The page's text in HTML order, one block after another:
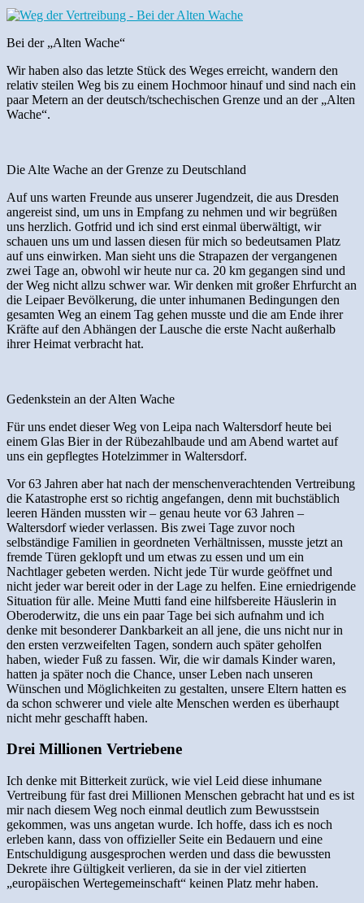
Bei der „Alten Wache“
Wir haben also das letzte Stück des Weges erreicht, wandern den
relativ steilen Weg bis zu einem Hochmoor hinauf und sind nach ein
paar Metern an der deutsch/tschechischen Grenze und an der „Alten
Wache“.
Die Alte Wache an der Grenze zu Deutschland
Auf uns warten Freunde aus unserer Jugendzeit, die aus Dresden
angereist sind, um uns in Empfang zu nehmen und wir begrüßen
uns herzlich. Gotfrid und ich sind erst einmal überwältigt, wir
schauen uns um und lassen diesen für mich so bedeutsamen Platz
auf uns einwirken. Man sieht uns die Strapazen der vergangenen
zwei Tage an, obwohl wir heute nur ca. 20 km gegangen sind und
der Weg nicht allzu schwer war. Wir denken mit großer Ehrfurcht an
die Leipaer Bevölkerung, die unter inhumanen Bedingungen den
gesamten Weg an einem Tag gehen musste und die am Ende ihrer
Kräfte auf den Abhängen der Lausche die erste Nacht außerhalb
ihrer Heimat verbracht hat.
Gedenkstein an der Alten Wache
Für uns endet dieser Weg von Leipa nach Waltersdorf heute bei
einem Glas Bier in der Rübezahlbaude und am Abend wartet auf
uns ein gepflegtes Hotelzimmer in Waltersdorf.
Vor 63 Jahren aber hat nach der menschenverachtenden Vertreibung
die Katastrophe erst so richtig angefangen, denn mit buchstäblich
leeren Händen mussten wir – genau heute vor 63 Jahren –
Waltersdorf wieder verlassen. Bis zwei Tage zuvor noch
selbständige Familien in geordneten Verhältnissen, musste jetzt an
fremde Türen geklopft und um etwas zu essen und um ein
Nachtlager gebeten werden. Nicht jede Tür wurde geöffnet und
nicht jeder war bereit oder in der Lage zu helfen. Eine erniedrigende
Situation für alle. Meine Mutti fand eine hilfsbereite Häuslerin in
Oberoderwitz, die uns ein paar Tage bei sich aufnahm und ich
denke mit besonderer Dankbarkeit an all jene, die uns nicht nur in
den ersten verzweifelten Tagen, sondern auch später geholfen
haben, wieder Fuß zu fassen. Wir, die wir damals Kinder waren,
hatten ja später noch die Chance, unser Leben nach unseren
Wünschen und Möglichkeiten zu gestalten, unsere Eltern hatten es
da schon schwerer und viele alte Menschen werden es überhaupt
nicht mehr geschafft haben.
Drei Millionen Vertriebene
Ich denke mit Bitterkeit zurück, wie viel Leid diese inhumane
Vertreibung für fast drei Millionen Menschen gebracht hat und es ist
mir nach diesem Weg noch einmal deutlich zum Bewusstsein
gekommen, was uns angetan wurde. Ich hoffe, dass ich es noch
erleben kann, dass von offizieller Seite ein Bedauern und eine
Entschuldigung ausgesprochen werden und dass die bewussten
Dekrete ihre Gültigkeit verlieren, da sie in der viel zitierten
„europäischen Wertegemeinschaft“ keinen Platz mehr haben.